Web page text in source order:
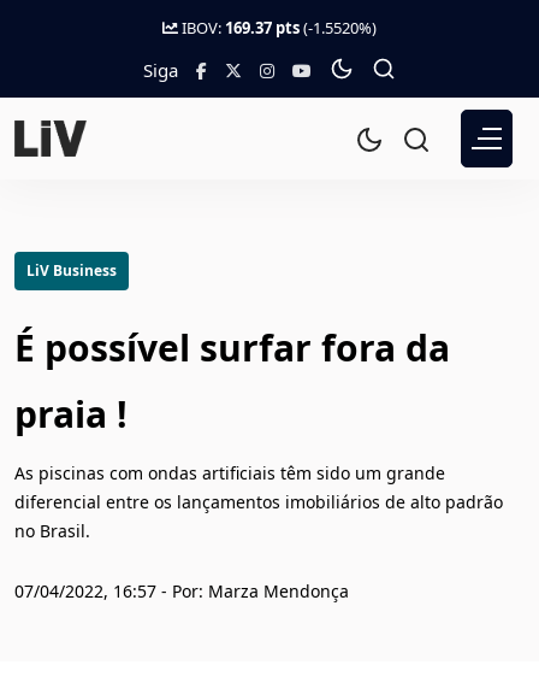
IBOV: 169.37 pts(-1.5520%)
Siga
LiV Business
É possível surfar fora da
praia !
As piscinas com ondas artificiais têm sido um grande
diferencial entre os lançamentos imobiliários de alto padrão
no Brasil.
07/04/2022, 16:57 - Por: Marza Mendonça